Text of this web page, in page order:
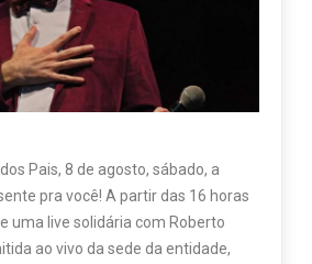
Pais, 8 de agosto, sábado, a
pra você! A partir das 16 horas
uma live solidária com Roberto
ao vivo da sede da entidade,